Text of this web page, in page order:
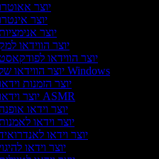
יוצר
יוצר
יוצר
יוצר הווידאו
יוצר הווידאו
יוצר הווידאו של Windows
יוצר הזמנות
יוצר וידאו ASMR
יוצר וידאו
יוצר וידאו
יוצר וידאו
יוצר וידאו